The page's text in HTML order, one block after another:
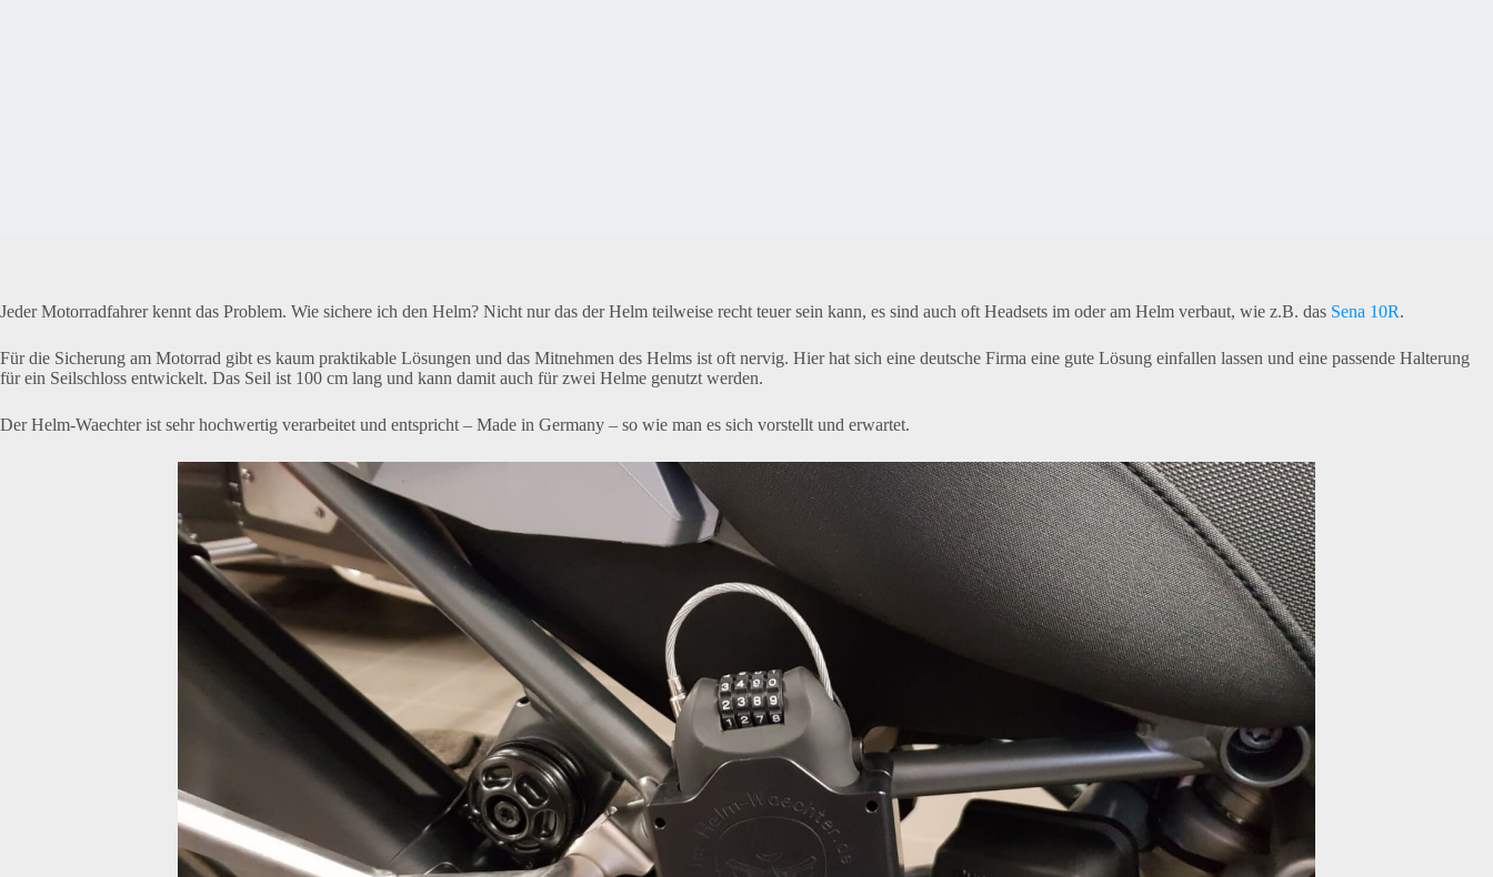
Jeder Motorradfahrer kennt das Problem. Wie sichere ich den Helm? Nicht nur das der Helm teilweise recht teuer sein kann, es sind auch oft Headsets im oder am Helm verbaut, wie z.B. das Sena 10R.
Für die Sicherung am Motorrad gibt es kaum praktikable Lösungen und das Mitnehmen des Helms ist oft nervig. Hier hat sich eine deutsche Firma eine gute Lösung einfallen lassen und eine passende Halterung
für ein Seilschloss entwickelt. Das Seil ist 100 cm lang und kann damit auch für zwei Helme genutzt werden.
Der Helm-Waechter ist sehr hochwertig verarbeitet und entspricht – Made in Germany – so wie man es sich vorstellt und erwartet.